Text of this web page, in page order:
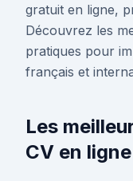
gratuit en ligne,
Découvrez les
pratiques pour
français et
Les
CV en